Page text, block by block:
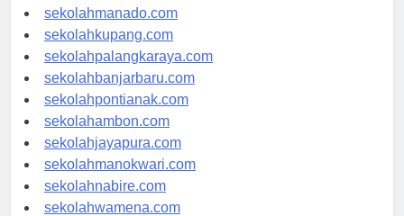
sekolahmanado.com
sekolahkupang.com
sekolahpalangkaraya.com
sekolahbanjarbaru.com
sekolahpontianak.com
sekolahambon.com
sekolahjayapura.com
sekolahmanokwari.com
sekolahnabire.com
sekolahwamena.com